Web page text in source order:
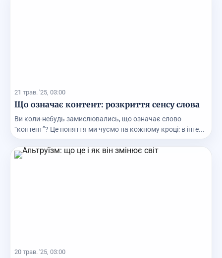
21 трав. '25, 03:00
Що означає контент: розкриття сенсу слова
Ви коли-небудь замислювались, що означає слово
“контент”? Це поняття ми чуємо на кожному кроці: в інте...
20 трав. '25, 03:00